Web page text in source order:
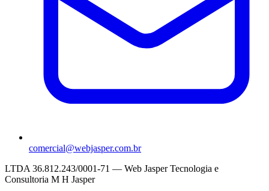
comercial@webjasper.com.br
LTDA 36.812.243/0001-71 — Web Jasper Tecnologia e
Consultoria M H Jasper